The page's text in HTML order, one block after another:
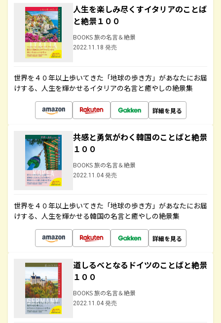
人生を楽しみ尽くすイタリアのことば
と絶景１００
BOOKS 旅の名言＆絶景
2022.11.18 発売
世界を４０年以上歩いてきた「地球の歩き方」があなたにお届
けする、人生を輝かせるイタリアの名言と癒やしの絶景集
詳細を見る
共感と勇気がわく韓国のことばと絶景
１００
BOOKS 旅の名言＆絶景
2022.11.04 発売
世界を４０年以上歩いてきた「地球の歩き方」があなたにお届
けする、人生を輝かせる韓国の名言と癒やしの絶景集
詳細を見る
道しるべとなるドイツのことばと絶景
１００
BOOKS 旅の名言＆絶景
2022.11.04 発売